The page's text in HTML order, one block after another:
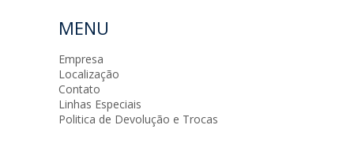
MENU
Empresa
Localização
Contato
Linhas Especiais
Politica de Devolução e Trocas